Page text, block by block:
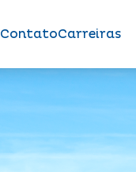
ContatoCarreiras